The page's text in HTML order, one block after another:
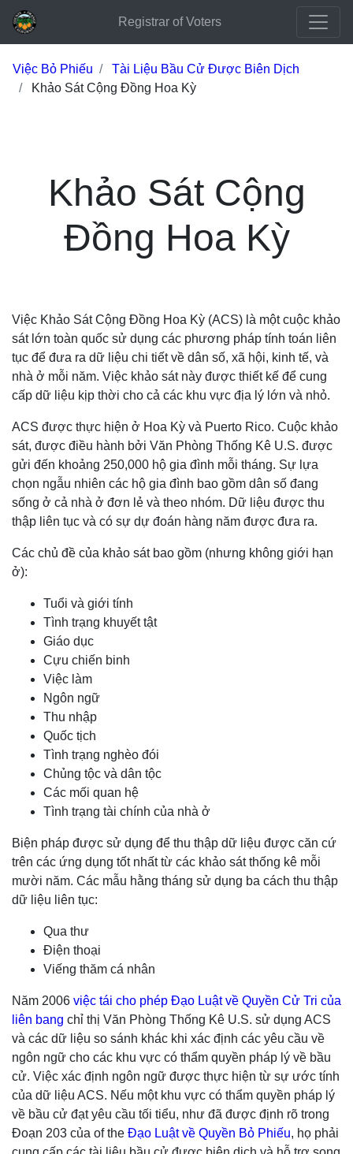
Registrar of Voters
Việc Bỏ Phiếu
Tài Liệu Bầu Cử Được Biên Dịch
Khảo Sát Cộng Đồng Hoa Kỳ
Khảo Sát Cộng
Đồng Hoa Kỳ
Việc Khảo Sát Cộng Đồng Hoa Kỳ (ACS) là một cuộc khảo
sát lớn toàn quốc sử dụng các phương pháp tính toán liên
tục để đưa ra dữ liệu chi tiết về dân số, xã hội, kinh tế, và
nhà ở mỗi năm. Việc khảo sát này được thiết kế để cung
cấp dữ liệu kịp thời cho cả các khu vực địa lý lớn và nhỏ.
ACS được thực hiện ở Hoa Kỳ và Puerto Rico. Cuộc khảo
sát, được điều hành bởi Văn Phòng Thống Kê U.S. được
gửi đến khoảng 250,000 hộ gia đình mỗi tháng. Sự lựa
chọn ngẫu nhiên các hộ gia đình bao gồm dân số đang
sống ở cả nhà ở đơn lẻ và theo nhóm. Dữ liệu được thu
thập liên tục và có sự dự đoán hàng năm được đưa ra.
Các chủ đề của khảo sát bao gồm (nhưng không giới hạn
ở):
Tuổi và giới tính
Tình trạng khuyết tật
Giáo dục
Cựu chiến binh
Việc làm
Ngôn ngữ
Thu nhập
Quốc tịch
Tình trạng nghèo đói
Chủng tộc và dân tộc
Các mối quan hệ
Tình trạng tài chính của nhà ở
Biện pháp được sử dụng để thu thập dữ liệu được căn cứ
trên các ứng dụng tốt nhất từ các khảo sát thống kê mỗi
mười năm. Các mẫu hằng tháng sử dụng ba cách thu thập
dữ liệu liên tục:
Qua thư
Điện thoại
Viếng thăm cá nhân
Năm 2006 việc tái cho phép Đạo Luật về Quyền Cử Tri của
liên bang chỉ thị Văn Phòng Thống Kê U.S. sử dụng ACS
và các dữ liệu so sánh khác khi xác định các yêu cầu về
ngôn ngữ cho các khu vực có thẩm quyền pháp lý về bầu
cử. Việc xác định ngôn ngữ được thực hiện từ sự ước tính
của dữ liệu ACS. Nếu một khu vực có thẩm quyền pháp lý
về bầu cử đạt yêu cầu tối tiểu, như đã được định rõ trong
Đoạn 203 của of the Đạo Luật về Quyền Bỏ Phiếu, họ phải